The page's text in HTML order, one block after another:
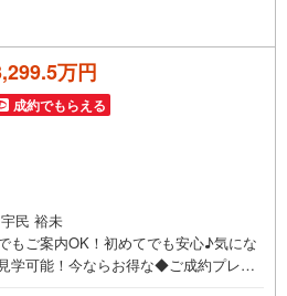
万円
成約でもらえる
宇民 裕未
もご案内OK！初めてでも安心♪気にな
学可能！今ならお得な◆ご成約プレゼ